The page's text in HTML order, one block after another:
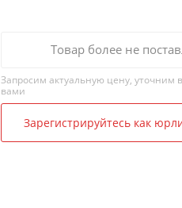
Товар более не
Запросим актуальную цену, уточним
вами
Зарегистрируйтесь как